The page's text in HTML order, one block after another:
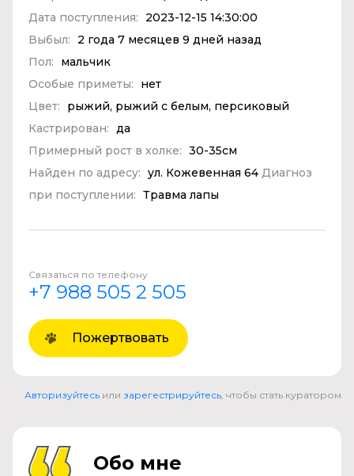
Дата поступления:
2023-12-15 14:30:00
Выбыл:
2 года 7 месяцев 9 дней назад
Пол:
мальчик
Особые приметы:
нет
Цвет:
рыжий, рыжий с белым, персиковый
Кастрирован:
да
Примерный рост в холке: 30-35см
Найден по адресу: ул. Кожевенная 64 Диагноз
при поступлении: Травма лапы
Связаться по телефону
+7 988 505 2 505
Пожертвовать
Авторизуйтесь или зарегестрируйтесь, чтобы стать куратором
Обо мне